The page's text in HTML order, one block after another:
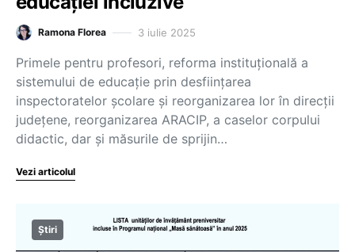
Ramona Florea 3 iulie 2025
Primele pentru profesori, reforma instituțională a
sistemului de educație prin desființarea
inspectoratelor școlare și reorganizarea lor în direcții
județene, reorganizarea ARACIP, a caselor corpului
didactic, dar și măsurile de sprijin…
Vezi articolul
Știri